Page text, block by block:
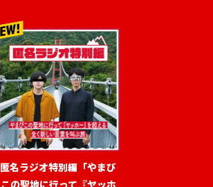
匿名ラジオ特別編「やまび
この聖地に行って『ヤッホ